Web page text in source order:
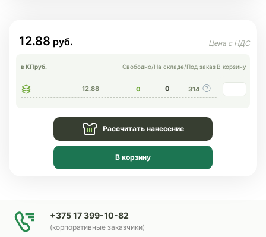
12.88
в КПруб. Свободно/На складе/Под заказ В корзину
12.88 0 0 314
Рассчитать нанесение
В корзину
+375 17 399-10-82
(корпоративные заказчики)